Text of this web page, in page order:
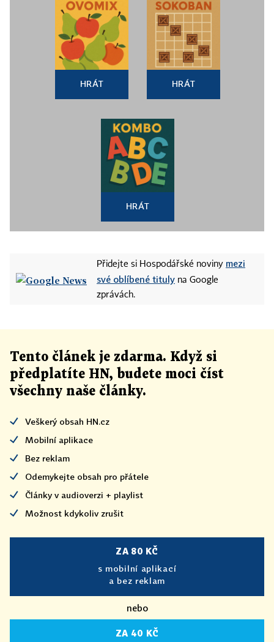
HRÁT HRÁT
HRÁT
Přidejte si Hospodářské noviny mezi
své oblíbené tituly na Google
zprávách.
Tento článek je zdarma. Když si
předplatíte HN, budete moci číst
všechny naše články.
Veškerý obsah HN.cz
Mobilní aplikace
Bez reklam
Odemykejte obsah pro přátele
Články v audioverzi + playlist
Možnost kdykoliv zrušit
ZA 80 KČ
s mobilní aplikací
a bez reklam
nebo
ZA 40 KČ